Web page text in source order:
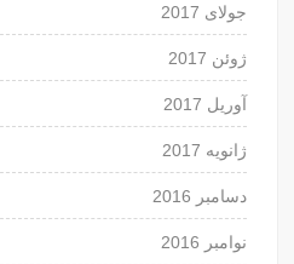
جولای 2017
ژوئن 2017
آوریل 2017
ژانویه 2017
دسامبر 2016
نوامبر 2016